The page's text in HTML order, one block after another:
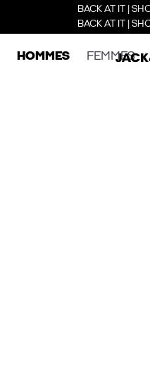
BACK AT IT |
BACK AT IT |
HOMMES FEMMES